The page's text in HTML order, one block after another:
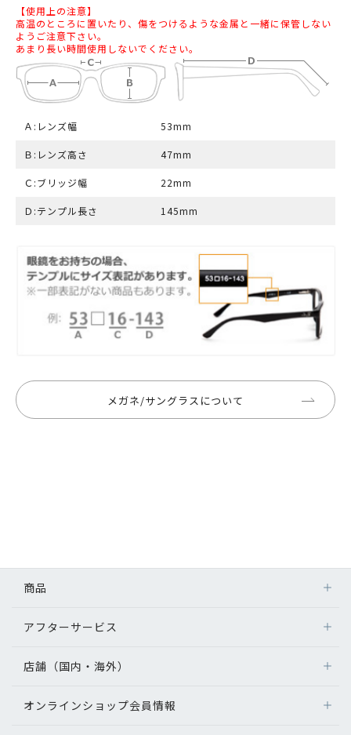
【使用上の注意】
高温のところに置いたり、傷をつけるような金属と一緒に保管しない
ようご注意下さい。
あまり長い時間使用しないでください。
Ａ:レンズ幅 53mm
Ｂ:レンズ高さ 47mm
Ｃ:ブリッジ幅 22mm
Ｄ:テンプル長さ 145mm
メガネ/サングラスについて
商品
アフターサービス
店舗（国内・海外）
オンラインショップ会員情報